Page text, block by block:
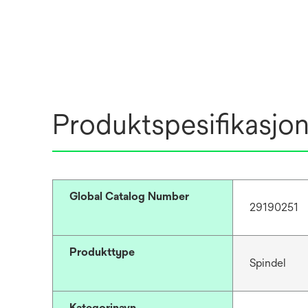
Global Catalog Number
29190251
Produkttype
Spindel